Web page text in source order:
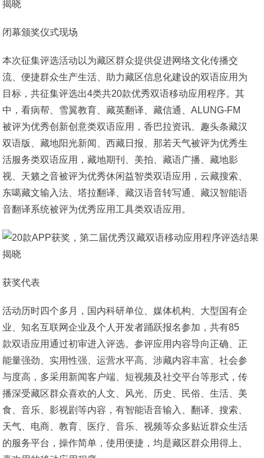
闭幕颁奖仪式现场
本次征集评选活动以为藏区群众提供促进网络文化传播交
流、便捷群众生产生活、助力藏区信息化建设的双语应用为
目标，共征集评选出4类共20款优秀双语移动应用程序。其
中，看病帮、雪翼教育、藏英翻译、藏信通、ALUNG-FM
被评为优秀创新创意类双语应用，香巴拉资讯、趣头条藏汉
双语版、藏地阳光新闻、西藏日报、那若天气被评为优秀生
活服务类双语应用，藏地期刊、美拍、藏语广播、藏地影
视、天籁之音被评为优秀休闲益智类双语应用，云藏搜索、
东噶藏文输入法、塔拉翻译、藏汉语音转写通、藏汉智能语
音翻译系统被评为优秀应用工具类双语应用。
获奖代表
活动历时四个多月，国内科研单位、媒体机构、大型国有企
业、知名互联网企业及个人开发者踊跃报名参加，共有85
款双语应用通过初审进入评选。参评应用内容导向正确、正
能量强劲、实用性强、运营水平高、涉藏内容丰富、社会参
与度高，多采用新闻客户端、短视频及社交平台等形式，传
播深受藏区群众喜欢的人文、风光、历史、民俗、生活、美
食、音乐、影视剧等内容，有智能语音输入、翻译、搜索、
天气、电商、教育、医疗、音乐、视频等众多贴近群众生活
的服务平台，操作简单，使用便捷，均是藏区群众用得上、